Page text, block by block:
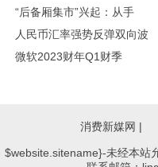
“后备厢集市”兴起：从手
人民币汇率强势反弹双向波
微软2023财年Q1财季
消费新媒网 |
$website.sitename}-未经本站